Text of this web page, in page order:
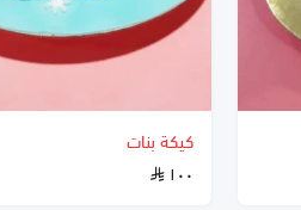
كيكة بنات
١٠٠